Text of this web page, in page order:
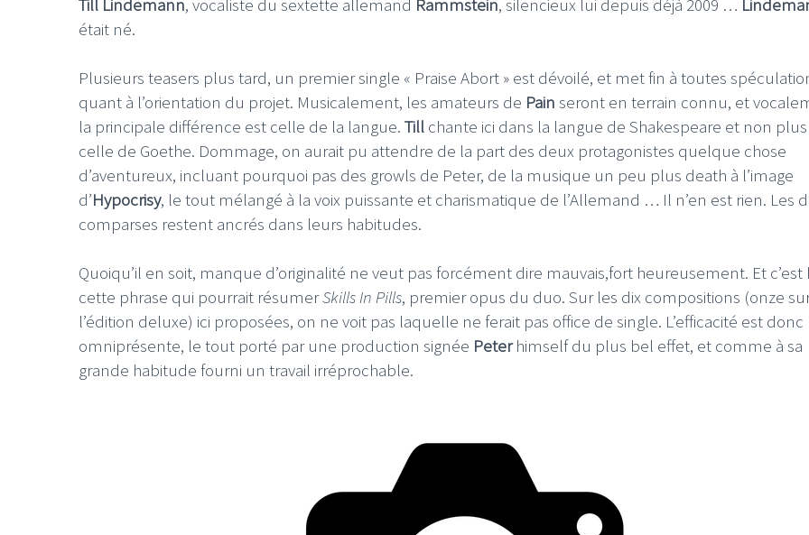
Till Lindemann, vocaliste du sextette allemand Rammstein, silencieux lui depuis déjà 2009 …
était né.
Plusieurs teasers plus tard, un premier single « Praise Abort » est dévoilé, et met fin à toutes
quant à l’orientation du projet. Musicalement, les amateurs de Pain seront en terrain connu, et
la principale différence est celle de la langue. Till chante ici dans la langue de Shakespeare et non
celle de Goethe. Dommage, on aurait pu attendre de la part des deux protagonistes quelque chose
d’aventureux, incluant pourquoi pas des growls de Peter, de la musique un peu plus death à l’image
d’Hypocrisy, le tout mélangé à la voix puissante et charismatique de l’Allemand … Il n’en est rien. Les
comparses restent ancrés dans leurs habitudes.
Quoiqu’il en soit, manque d’originalité ne veut pas forcément dire mauvais,fort heureusement. Et c’est
cette phrase qui pourrait résumerSkills In Pills, premier opus du duo. Sur les dix compositions (onze
l’édition deluxe) ici proposées, on ne voit pas laquelle ne ferait pas office de single. L’efficacité est donc
omniprésente, le tout porté par une production signée Peterhimself du plus bel effet, et comme à sa
grande habitude fourni un travail irréprochable.